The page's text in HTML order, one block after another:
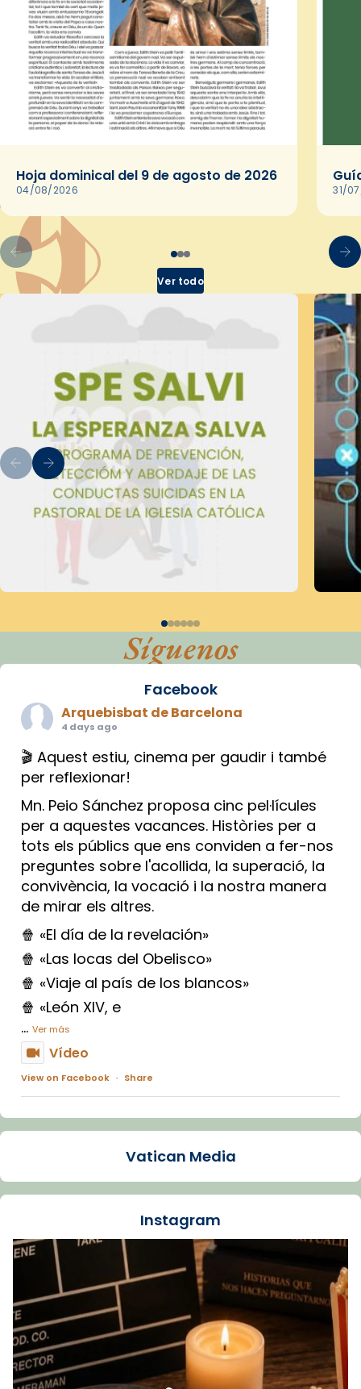
Hoja dominical del 9 de agosto de 2026
04/08/2026 31/
Ver todo
Síguenos
Facebook
Arquebisbat de Barcelona
4 days ago
🎬 Aquest estiu, cinema per gaudir i també
per reflexionar!
Mn. Peio Sánchez proposa cinc pel·lícules
per a aquestes vacances. Històries per a
tots els públics que ens conviden a fer-nos
preguntes sobre l'acollida, la superació, la
convivència, la vocació i la nostra manera
de mirar els altres.
🍿 «El día de la revelación»
🍿 «Las locas del Obelisco»
🍿 «Viaje al país de los blancos»
🍿 «León XIV, e
... Ver más
Vídeo
View on Facebook · Share
Arquebisbat de Barcelona
La Carmina va patir depressió. Fa gairebé
dos mesos, a l'Estadi Lluís Companys, la
Recupera l'entrevista comp
Vatican
tican News 👇
www.vaticannews.va/es/iglesia/news/2026-
07/carmina-historia-depresion-papa-viaje-
espana-testimoni...
Foto
Vatican Media
Instagram